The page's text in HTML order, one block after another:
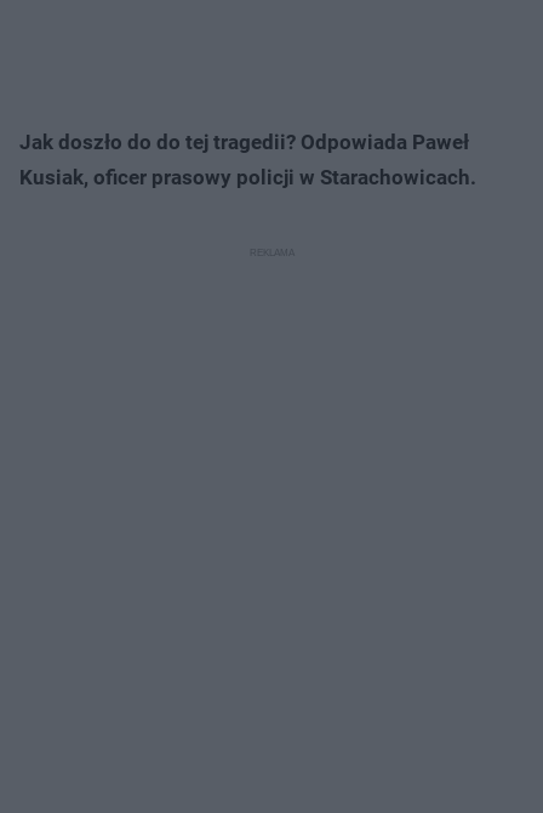
Jak doszło do do tej tragedii? Odpowiada Paweł
Kusiak, oficer prasowy policji w Starachowicach.